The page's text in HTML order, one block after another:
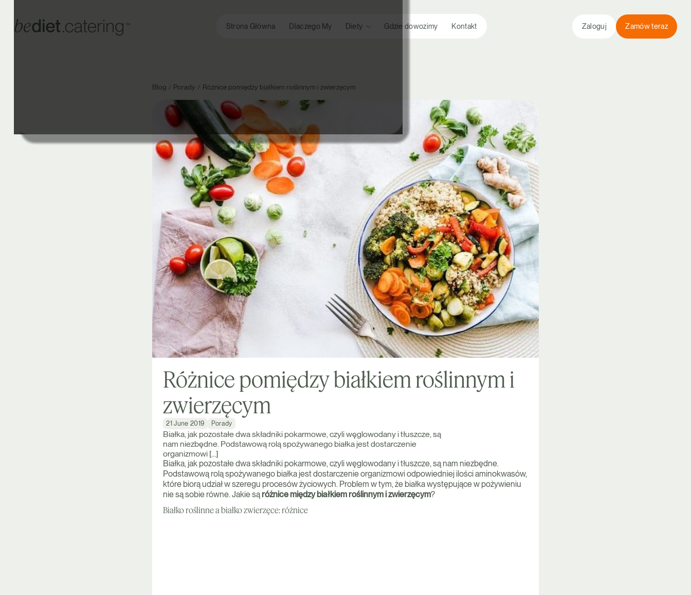
Strona Główna Dlaczego My Diety Gdzie dowozimy Kontakt Zaloguj Zamów teraz
Blog Porady Różnice pomiędzy białkiem roślinnym i zwierzęcym
Różnice pomiędzy białkiem roślinnym i
zwierzęcym
21 June 2019 Porady
Białka, jak pozostałe dwa składniki pokarmowe, czyli węglowodany i tłuszcze, są
nam niezbędne. Podstawową rolą spożywanego białka jest dostarczenie
organizmowi […]
Białka, jak pozostałe dwa składniki pokarmowe, czyli węglowodany i tłuszcze, są nam niezbędne.
Podstawową rolą spożywanego białka jest dostarczenie organizmowi odpowiedniej ilości aminokwasów,
które biorą udział w szeregu procesów życiowych. Problem w tym, że białka występujące w pożywieniu
nie są sobie równe. Jakie są różnice między białkiem roślinnym i zwierzęcym?
Białko roślinne a białko zwierzęce: różnice